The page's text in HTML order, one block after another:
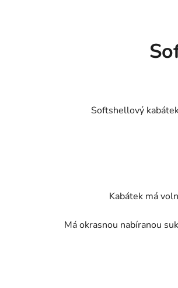
Softshellový
Kabátek má
Má okrasnou nabíranou